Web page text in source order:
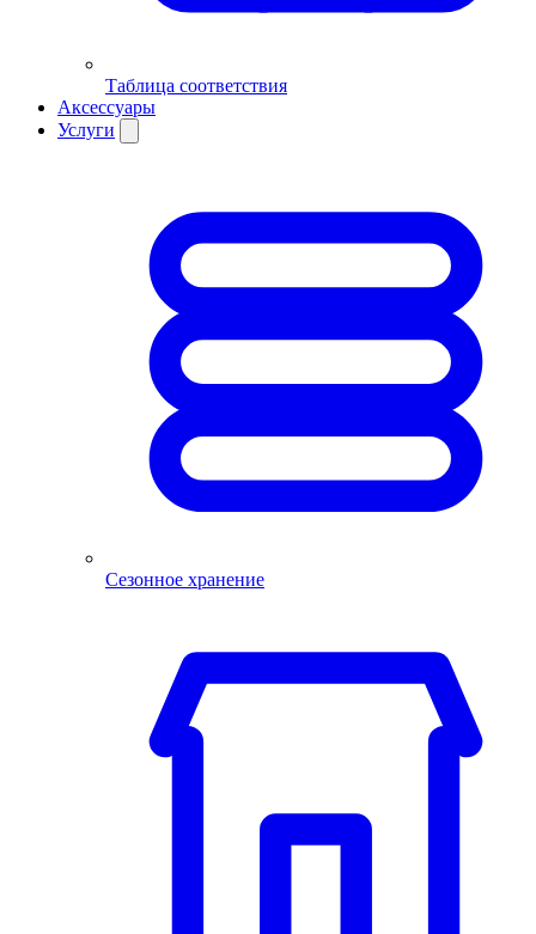
Таблица соответствия
Аксессуары
Услуги
Сезонное хранение